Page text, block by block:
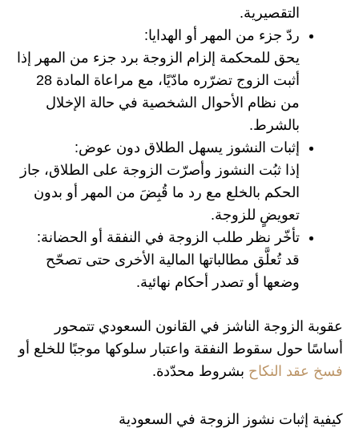
التقصيرية.
ردّ جزء من المهر أو الهدايا:
يحق للمحكمة إلزام الزوجة برد جزء من المهر إذا
أثبت الزوج تضرّره مادّيًا، مع مراعاة المادة 28
من نظام الأحوال الشخصية في حالة الإخلال
بالشرط.
إثبات النشوز يسهل الطلاق دون عوض:
إذا ثبُت النشوز وأصرّت الزوجة على الطلاق، جاز
الحكم بالخلع مع رد ما قُبِضَ من المهر أو بدون
تعويضٍ للزوجة.
تأخّر نظر طلب الزوجة في النفقة أو الحضانة:
قد تُعلَّق مطالباتها المالية الأخرى حتى تصحّح
وضعها أو تصدر أحكام نهائية.
عقوبة الزوجة الناشز في القانون السعودي تتمحور
أساسًا حول سقوط النفقة واعتبار سلوكها موجبًا للخلع أو
فسخ عقد النكاح بشروط محدّدة.
كيفية إثبات نشوز الزوجة في السعودية